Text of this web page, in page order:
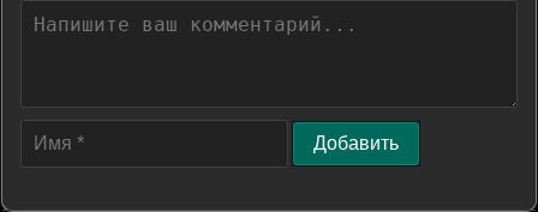
Добавить